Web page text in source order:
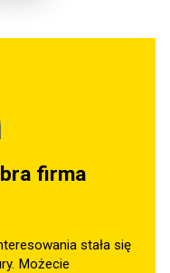
firma
stała się
Możecie